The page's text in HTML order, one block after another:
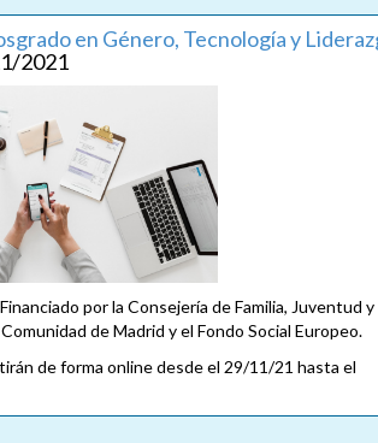
en Género, Tecnología y
2021
por la Consejería de Familia, Juventud y
de Madrid y el Fondo Social Europeo.
de forma online desde el 29/11/21 hasta el